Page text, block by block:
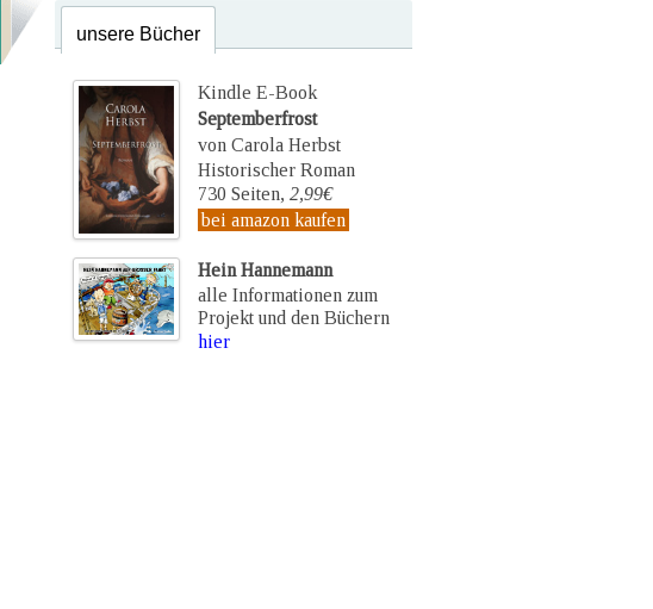
unsere Bücher
Kindle E-Book
Septemberfrost
von Carola Herbst
Historischer Roman
730 Seiten, 2,99€
bei amazon kaufen
Hein Hannemann
alle Informationen zum
Projekt und den Büchern
hier